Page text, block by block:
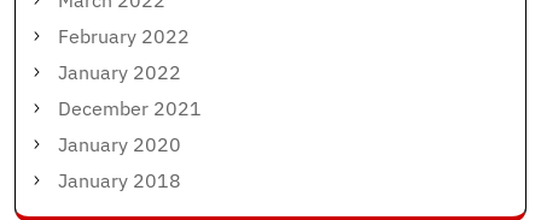
February 2022
January 2022
December 2021
January 2020
January 2018